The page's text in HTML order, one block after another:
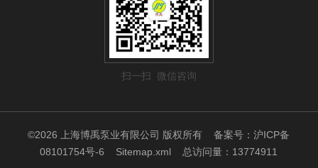
扫一扫 微信咨询
©2026 上海博禹泵业有限公司 版权所有备案号：沪ICP备
08101754号-6
Sitemap.xml 总访问量：13774911